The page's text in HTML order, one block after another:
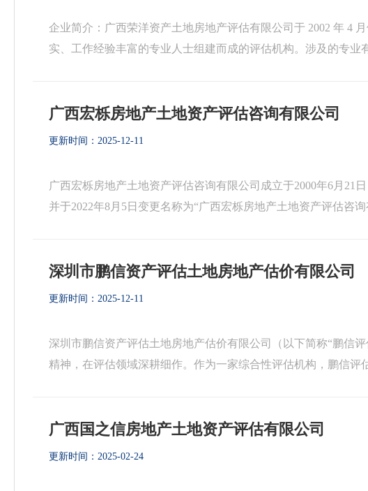
企业简介：广西荣洋资产土地房地产评估有限公司于 2002 年 4
实、工作经验丰富的专业人士组建而成的评估机构。涉及的专
广西宏栎房地产土地资产评估咨询有限公司
更新时间：2025-12-11
广西宏栎房地产土地资产评估咨询有限公司成立于2000年6月21
并于2022年8月5日变更名称为“广西宏栎房地产土地资产评估咨
深圳市鹏信资产评估土地房地产估价有限公司
更新时间：2025-12-11
深圳市鹏信资产评估土地房地产估价有限公司（以下简称“鹏信
精神，在评估领域深耕细作。作为一家综合性评估机构，鹏信
广西国之信房地产土地资产评估有限公司
更新时间：2025-02-24